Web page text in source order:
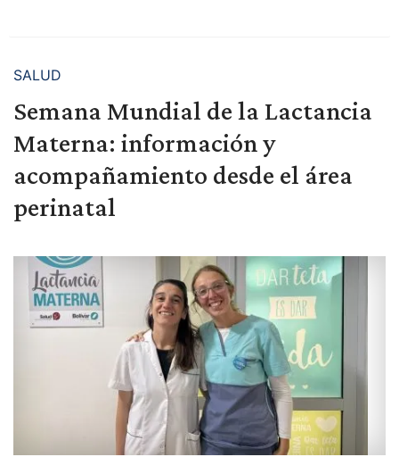
SALUD
Semana Mundial de la Lactancia
Materna: información y
acompañamiento desde el área
perinatal